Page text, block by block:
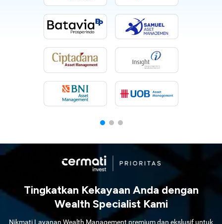
Tingkatkan Kekayaan Anda dengan
Wealth Specialist Kami
Nikmati Layanan Wealth Management premium dan ekslusif untuk